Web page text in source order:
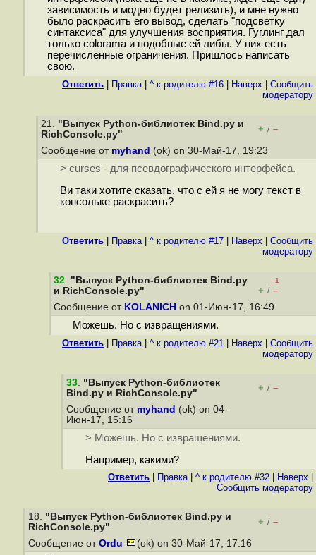
зависимость и модно будет релизить), и мне нужно
было раскрасить его вывод, сделать "подсветку
синтаксиса" для улучшения восприятия. Гуглинг дал
только colorama и подобные ей либы. У них есть
перечисленные ограничения. Пришлось написать
свою.
Ответить Правка| ^ к родителю #16 Наверх
Cообщить
модератору
21. "Выпуск Python-библиотек Bind.py и
RichConsole.py"
+ / –
Сообщение от myhand (ok) on 30-Май-17, 19:23
> curses - для псевдографического интерфейса.
Ви таки хотите сказать, что с ей я не могу текст в
консольке раскрасить?
Ответить Правка| ^ к родителю #17 Наверх
Cообщить
модератору
32. "Выпуск Python-библиотек Bind.py
и RichConsole.py"
–1
+ / –
Сообщение от KOLANICH on 01-Июн-17, 16:49
Можешь. Но с извращениями.
Ответить Правка| ^ к родителю #21 Наверх
Cообщить
модератору
33. "Выпуск Python-библиотек
Bind.py и RichConsole.py"
+ / –
Сообщение от myhand (ok) on 04-
Июн-17, 15:16
> Можешь. Но с извращениями.
Например, какими?
Ответить Правка| ^ к родителю #32 Наверх
Cообщить модератору
18. "Выпуск Python-библиотек Bind.py и
RichConsole.py"
+ / –
Сообщение от Ordu (ok) on 30-Май-17, 17:16